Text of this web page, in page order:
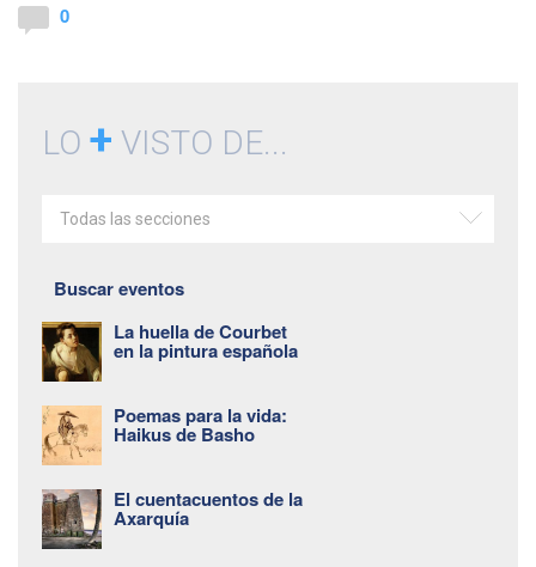
0
LO + VISTO DE...
Todas las secciones
Buscar eventos
La huella de Courbet
en la pintura española
Poemas para la vida:
Haikus de Basho
El cuentacuentos de la
Axarquía